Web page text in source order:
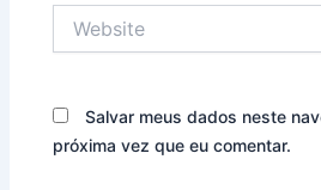
Salvar meus dados neste
próxima vez que eu comentar.